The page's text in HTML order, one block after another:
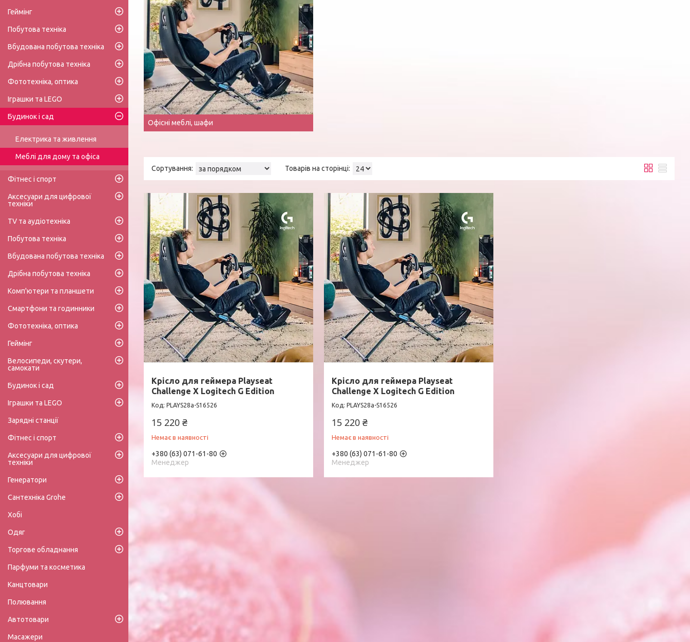
Офісні меблі, шафи
Крісло для геймера Playseat
Challenge X Logitech G Edition
PLAYS28a-S16526
15 220 ₴
Немає в наявності
+380 (63) 071-61-80
Менеджер
Крісло для геймера Playseat
Challenge X Logitech G Edition
PLAYS28a-S16526
15 220 ₴
Немає в наявності
+380 (63) 071-61-80
Менеджер
Геймінг
Побутова техніка
Вбудована побутова техніка
Дрібна побутова техніка
Фототехніка, оптика
Іграшки та LEGO
Будинок і сад
Електрика та живлення
Меблі для дому та офіса
Фітнес і спорт
Аксесуари для цифрової
техніки
TV та аудіотехніка
Побутова техніка
Вбудована побутова техніка
Дрібна побутова техніка
Комп'ютери та планшети
Смартфони та годинники
Фототехніка, оптика
Геймінг
Велосипеди, скутери,
самокати
Будинок і сад
Іграшки та LEGO
Зарядні станції
Фітнес і спорт
Аксесуари для цифрової
техніки
Генератори
Сантехніка Grohe
Хобі
Одяг
Торгове обладнання
Парфуми та косметика
Канцтовари
Полювання
Автотовари
Масажери